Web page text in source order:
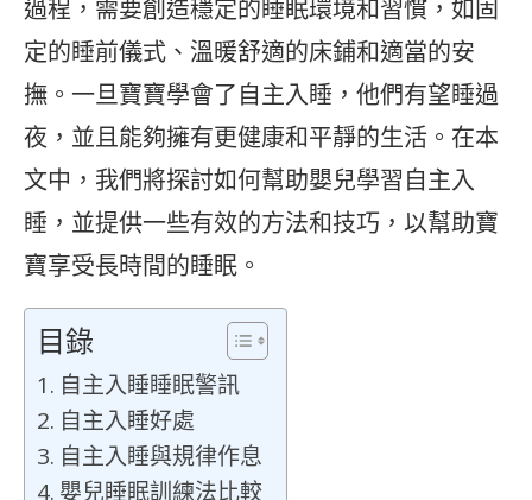
過程，需要創造穩定的睡眠環境和習慣，如固
定的睡前儀式、溫暖舒適的床鋪和適當的安
撫。一旦寶寶學會了自主入睡，他們有望睡過
夜，並且能夠擁有更健康和平靜的生活。在本
文中，我們將探討如何幫助嬰兒學習自主入
睡，並提供一些有效的方法和技巧，以幫助寶
寶享受長時間的睡眠。
目錄
自主入睡睡眠警訊
自主入睡好處
自主入睡與規律作息
嬰兒睡眠訓練法比較